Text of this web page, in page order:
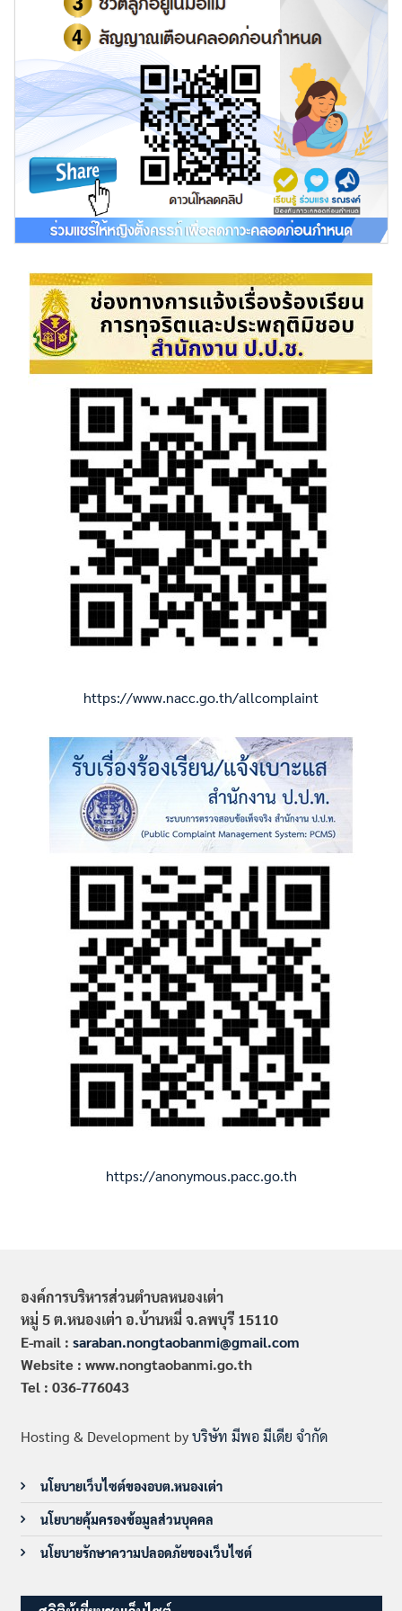
https://www.nacc.go.th/allcomplaint
https://anonymous.pacc.go.th
องค์การบริหารส่วนตำบลหนองเต่า
หมู่ 5 ต.หนองเต่า อ.บ้านหมี่ จ.ลพบุรี 15110
E-mail : saraban.nongtaobanmi@gmail.com
Website : www.nongtaobanmi.go.th
Tel : 036-776043
Hosting & Development byบริษัท มีพอ มีเดีย จำกัด
นโยบายเว็บไซต์ของอบต.หนองเต่า
นโยบายคุ้มครองข้อมูลส่วนบุคคล
นโยบายรักษาความปลอดภัยของเว็บไซต์